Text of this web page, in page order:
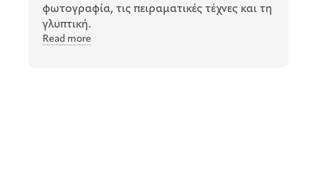
φωτογραφία, τις πειραματικές τέχνες και τη
γλυπτική.
Read more